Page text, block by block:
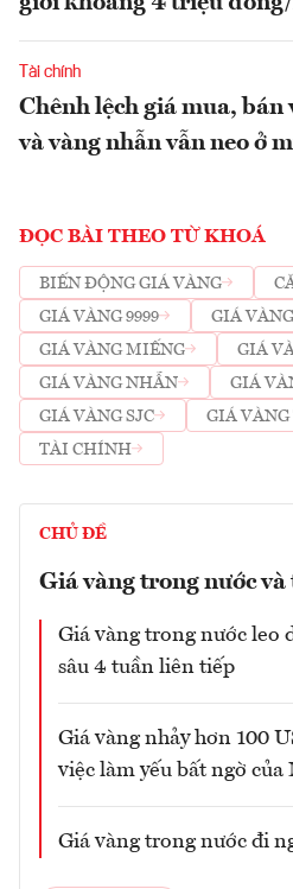
Tài chính
Chênh lệch giá mua, bán
và vàng nhẫn vẫn neo ở
ĐỌC BÀI THEO TỪ KHOÁ
BIẾN ĐỘNG GIÁ VÀNG
GIÁ VÀNG 9999
GIÁ
GIÁ VÀNG MIẾNG
GIÁ
GIÁ VÀNG NHẪN
GIÁ
GIÁ VÀNG SJC
GIÁ VÀNG
TÀI CHÍNH
CHỦ ĐỀ
Giá vàng trong nước và
Giá vàng trong nước leo
sâu 4 tuần liên tiếp
Giá vàng nhảy hơn 100
việc làm yếu bất ngờ của
Giá vàng trong nước đi